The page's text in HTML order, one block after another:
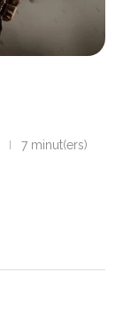
7 minut(ers)